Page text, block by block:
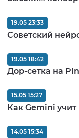
Советский
19.05 23:33
Дор-сетка на
19.05 18:42
Как Gemini учит
15.05 15:27
14.05 15:34